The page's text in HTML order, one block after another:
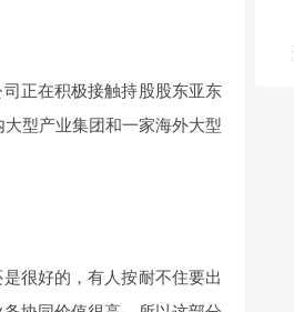
正在积极接触持股股东亚东
型产业集团和一家海外大型
很好的，有人按耐不住要出